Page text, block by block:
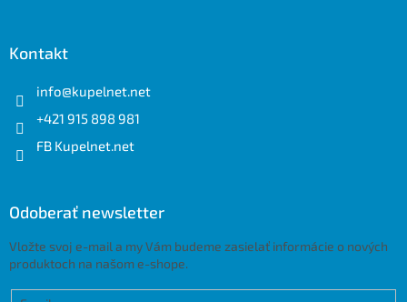
Kontakt
info@kupelnet.net
+421 915 898 981
FB Kupelnet.net
Odoberať newsletter
Vložte svoj e-mail a my Vám budeme zasielať informácie o nových
produktoch na našom e-shope.